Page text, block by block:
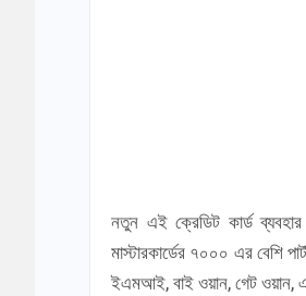
নতুন এই ক্রেডিট কার্ড
মাস্টারকার্ডের ৭০০০ এর বেশি
ইএমআই, বাই ওয়ান, গেট ওয়ান,